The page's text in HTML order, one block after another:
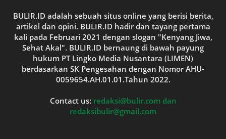
BULIR.ID adalah sebuah situs online yang berisi berita,
artikel dan opini. BULIR.ID hadir dan tayang pertama
kali pada Februari 2021 dengan slogan "Kenyang Jiwa,
Sehat Akal". BULIR.ID bernaung di bawah payung
hukum PT Lingko Media Nusantara (LIMEN)
berdasarkan SK Pengesahan dengan Nomor AHU-
0059654.AH.01.01.Tahun 2022.
Contact us: redaksi@bulir.com dan
redaksibulir@gmail.com